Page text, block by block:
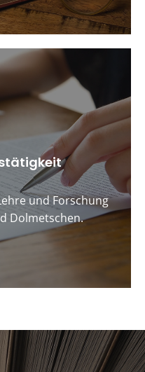
und Forschung
Dolmetschen.